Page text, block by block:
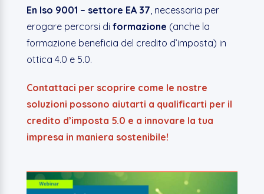
En Iso 9001 – settore EA 37, necessaria per
erogare percorsi di formazione (anche la
formazione beneficia del credito d’imposta) in
ottica 4.0 e 5.0.
Contattaci per scoprire come le nostre
soluzioni possono aiutarti a qualificarti per il
credito d’imposta 5.0 e a innovare la tua
impresa in maniera sostenibile!